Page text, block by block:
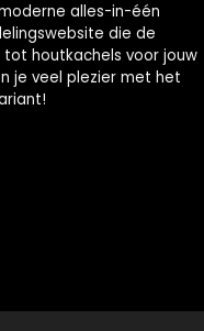
alles-in-één
die de
houtkachels voor jouw
je veel plezier met het